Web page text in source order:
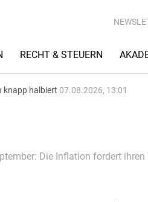
RECHT & STEUERN
knapp halbiert 07.08.2026, 13:01
Die Inflation fordert ihren